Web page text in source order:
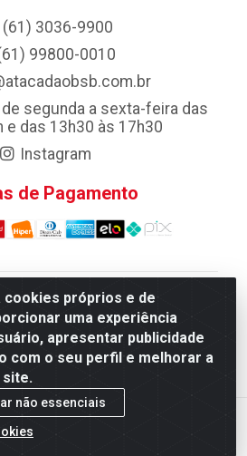
próprios e de
uma experiência
apresentar publicidade
com o seu perfil e melhorar a
site.
não essenciais
(61) 3036-9900
99800-0010
segunda a sexta-feira das
e das 13h30 às 17h30
Instagram
de Pagamento
F. Pereira Queiroz Comercio e
Qi 10 Lotes 39 e, 41 - Setor
Brasília/DF - CEP 72.135-100 -
13.184.675/0001-80